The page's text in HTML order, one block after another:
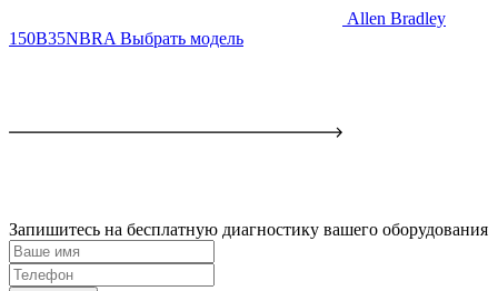
Allen Bradley
150B35NBRA Выбрать модель
Запишитесь на бесплатную диагностику вашего оборудования